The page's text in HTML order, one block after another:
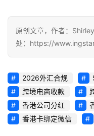
原创文章，作者：
处：https://
2026外汇合规
跨境电商收款
香港公司分红
香港卡绑定微信